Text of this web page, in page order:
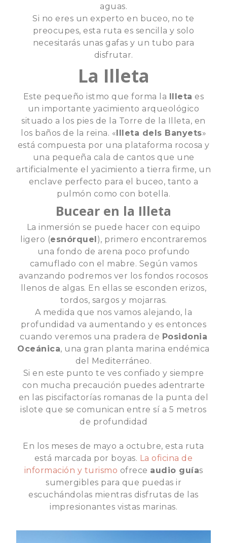
aguas.
Si no eres un experto en buceo, no te
preocupes, esta ruta es sencilla y solo
necesitarás unas gafas y un tubo para
disfrutar.
La Illeta
Este pequeño istmo que forma la Illeta es
un importante yacimiento arqueológico
situado a los pies de la Torre de la Illeta, en
los baños de la reina. «Illeta dels Banyets»
está compuesta por una plataforma rocosa y
una pequeña cala de cantos que une
artificialmente el yacimiento a tierra firme, un
enclave perfecto para el buceo, tanto a
pulmón como con botella.
Bucear en la Illeta
La inmersión se puede hacer con equipo
ligero (esnórquel), primero encontraremos
una fondo de arena poco profundo
camuflado con el mabre. Según vamos
avanzando podremos ver los fondos rocosos
llenos de algas. En ellas se esconden erizos,
tordos, sargos y mojarras.
A medida que nos vamos alejando, la
profundidad va aumentando y es entonces
cuando veremos una pradera de Posidonia
Oceánica, una gran planta marina endémica
del Mediterráneo.
Si en este punto te ves confiado y siempre
con mucha precaución puedes adentrarte
en las piscifactorías romanas de la punta del
islote que se comunican entre sí a 5 metros
de profundidad
En los meses de mayo a octubre, esta ruta
está marcada por boyas. La oficina de
información y turismo ofrece audio guías
sumergibles para que puedas ir
escuchándolas mientras disfrutas de las
impresionantes vistas marinas.